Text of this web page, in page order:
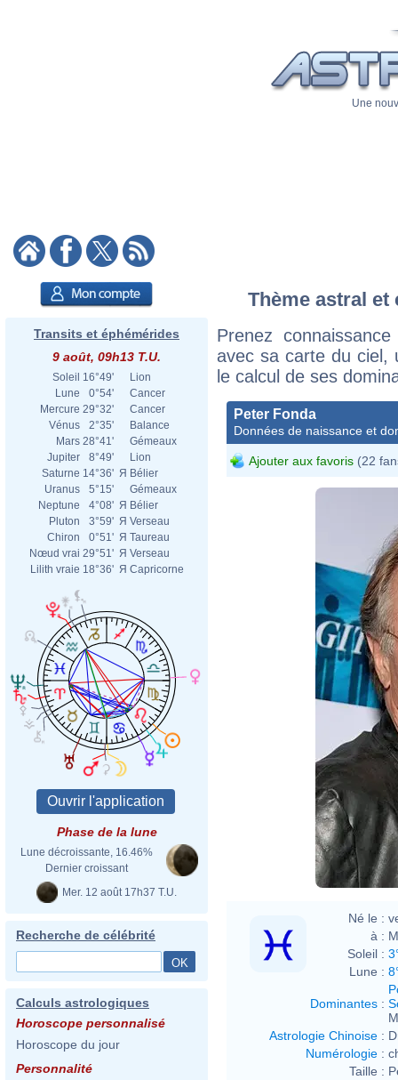
Une
Transits et éphémérides
9 août, 09h13 T.U.
Soleil 16°49'
Lion
Lune
0°54'
Cancer
Mercure 29°32'
Cancer
Vénus
2°35'
Balance
Mars 28°41'
Gémeaux
Jupiter
8°49'
Lion
Saturne 14°36' Я Bélier
Uranus
5°15'
Gémeaux
Neptune
4°08' Я Bélier
Pluton
3°59' Я Verseau
Chiron
0°51' Я Taureau
Nœud vrai 29°51' Я Verseau
Lilith vraie 18°36' Я Capricorne
Phase de la lune
Lune décroissante, 16.46%
Dernier croissant
Mer. 12 août 17h37 T.U.
Recherche de célébrité
Calculs astrologiques
Horoscope personnalisé
Horoscope du jour
Personnalité
Thème astral et
Prenez
avec sa carte du ciel,
le calcul de ses
Peter Fonda
Données de naissance et
Ajouter aux favoris (22
Né le :
à :
Soleil :
Lune :
Dominantes :
Astrologie Chinoise :
Numérologie :
Taille :